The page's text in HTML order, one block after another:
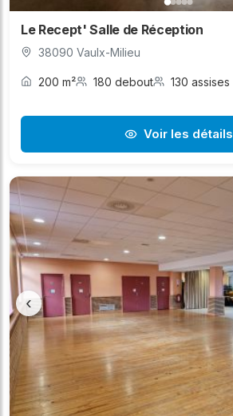
Le Recept' Salle de Réception
38090 Vaulx-Milieu
200 m² 180 debout 130 assises
Voir les détails
‹